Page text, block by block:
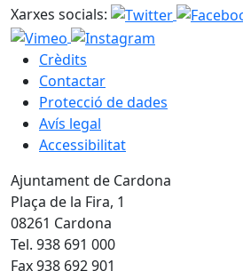
Xarxes socials:
Crèdits
Contactar
Protecció de dades
Avís legal
Accessibilitat
Ajuntament de Cardona
Plaça de la Fira, 1
08261 Cardona
Tel. 938 691 000
Fax 938 692 901